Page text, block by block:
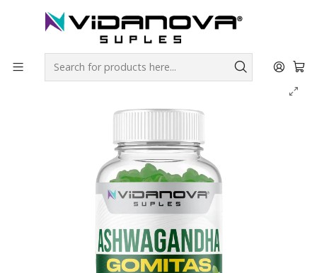
Productos Vidanova® Suples Vitaminas y Minerales
Ashwagandha Gomitas Sabor Manzana 1000mg